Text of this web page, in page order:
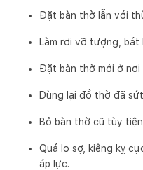
Đặt bàn thờ lẫn với
Làm rơi vỡ tượng,
Đặt bàn thờ mới ở nơi
Dùng lại đồ thờ đã
Bỏ bàn thờ cũ tùy
Quá lo sợ, kiêng kỵ
áp lực.